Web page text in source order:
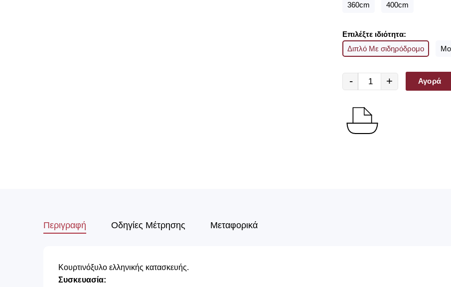
360cm 400cm
Επιλέξτε ιδιότητα:
Διπλό Με σιδηρόδρομο
- + Αγορά
Περιγραφή Οδηγίες Μέτρησης Μεταφορικά
Κουρτινόξυλο ελληνικής κατασκευής.
Συσκευασία: